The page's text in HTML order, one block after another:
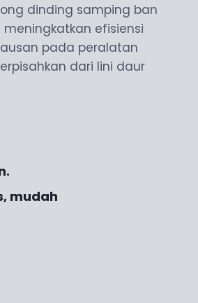
dinding samping ban
efisiensi
pada peralatan
dari lini daur
mudah